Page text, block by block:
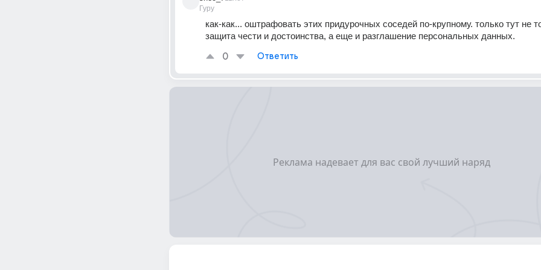
Гуру
как-как... оштрафовать этих придурочных соседей по-крупному. только тут не
защита чести и достоинства, а еще и разглашение персональных данных.
0 Ответить